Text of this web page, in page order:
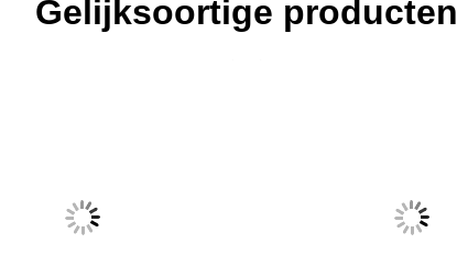
Gelijksoortige producten